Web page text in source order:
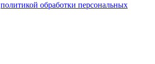
политикой обработки персональных